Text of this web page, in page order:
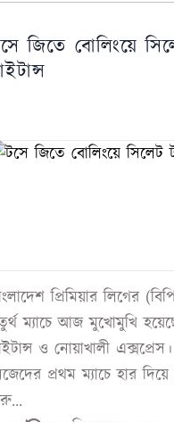
জিতে বোলিংয়ে
প্রিমিয়ার লিগের
ম্যাচে আজ মুখোমুখি
ও নোয়াখালী এক্সপ্রেস।
প্রথম ম্যাচে হার দিয়ে